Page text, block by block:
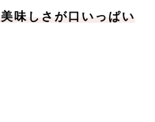
味しさが口いっぱい